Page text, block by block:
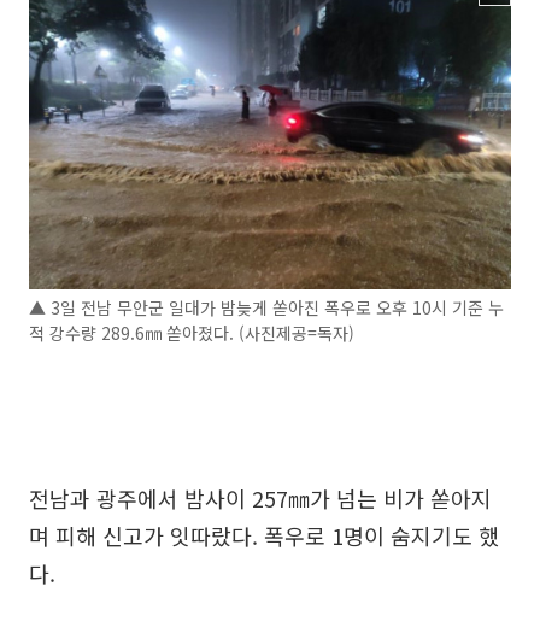
▲ 3일 전남 무안군 일대가 밤늦게 쏟아진 폭우로 오후 10시 기준 누
적 강수량 289.6㎜ 쏟아졌다. (사진제공=독자)
전남과 광주에서 밤사이 257㎜가 넘는 비가 쏟아지
며 피해 신고가 잇따랐다. 폭우로 1명이 숨지기도 했
다.